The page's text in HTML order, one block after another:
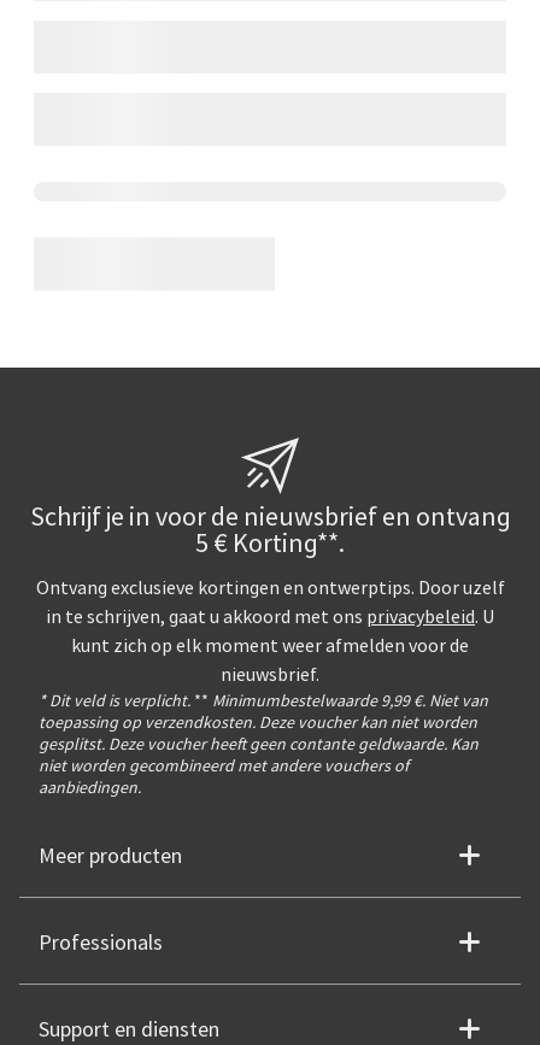
Schrijf je in voor de nieuwsbrief en ontvang
5 € Korting**.
Ontvang exclusieve kortingen en ontwerptips. Door uzelf
in te schrijven, gaat u akkoord met ons privacybeleid. U
kunt zich op elk moment weer afmelden voor de
nieuwsbrief.
* Dit veld is verplicht. ** Minimumbestelwaarde 9,99 €. Niet van
toepassing op verzendkosten. Deze voucher kan niet worden
gesplitst. Deze voucher heeft geen contante geldwaarde. Kan
niet worden gecombineerd met andere vouchers of
aanbiedingen.
Meer producten
Professionals
Support en diensten